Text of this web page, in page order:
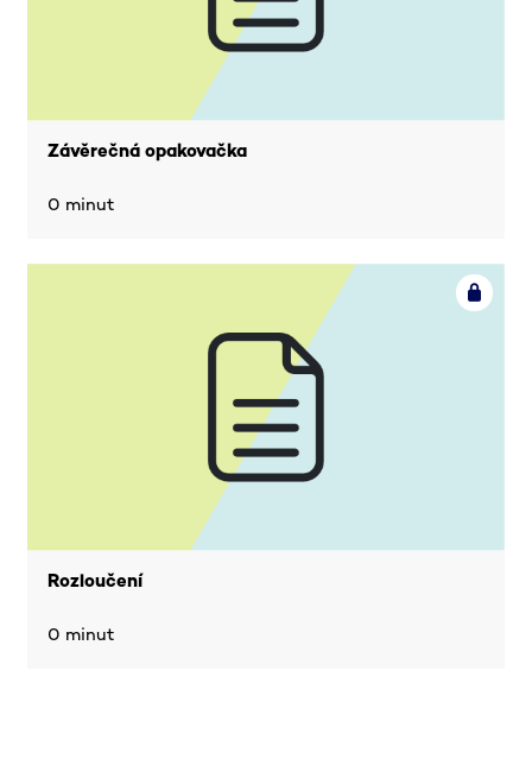
Závěrečná opakovačka
0 minut
Rozloučení
0 minut